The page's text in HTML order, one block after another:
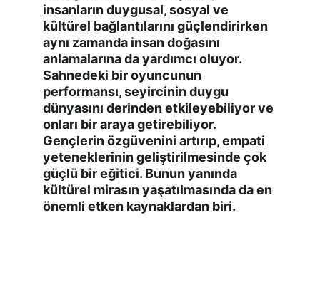
insanların duygusal, sosyal ve
kültürel bağlantılarını güçlendirirken
aynı zamanda insan doğasını
anlamalarına da yardımcı oluyor.
Sahnedeki bir oyuncunun
performansı, seyircinin duygu
dünyasını derinden etkileyebiliyor ve
onları bir araya getirebiliyor.
Gençlerin özgüvenini artırıp, empati
yeteneklerinin geliştirilmesinde çok
güçlü bir eğitici. Bunun yanında
kültürel mirasın yaşatılmasında da en
önemli etken kaynaklardan biri.